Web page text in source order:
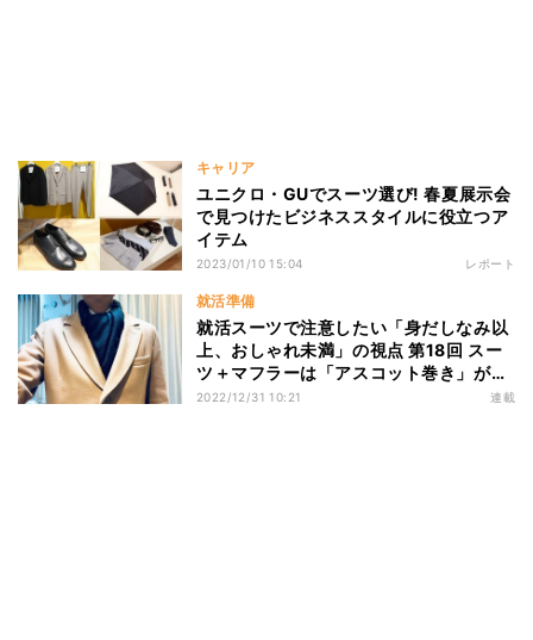
キャリア
ユニクロ・GUでスーツ選び! 春夏展示会
で見つけたビジネススタイルに役立つア
イテム
2023/01/10 15:04 レポート
就活準備
就活スーツで注意したい「身だしなみ以
上、おしゃれ未満」の視点 第18回 スー
ツ＋マフラーは「アスコット巻き」が好
印象
2022/12/31 10:21 連載